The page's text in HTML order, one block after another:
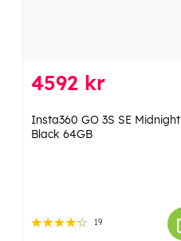
4592 kr
Insta360 GO 3S SE Midnight
Black 64GB
19